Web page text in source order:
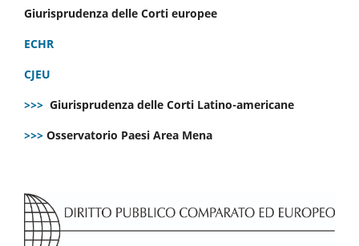
Giurisprudenza delle Corti europee
ECHR
CJEU
>>> Giurisprudenza delle Corti Latino-americane
>>> Osservatorio Paesi Area Mena